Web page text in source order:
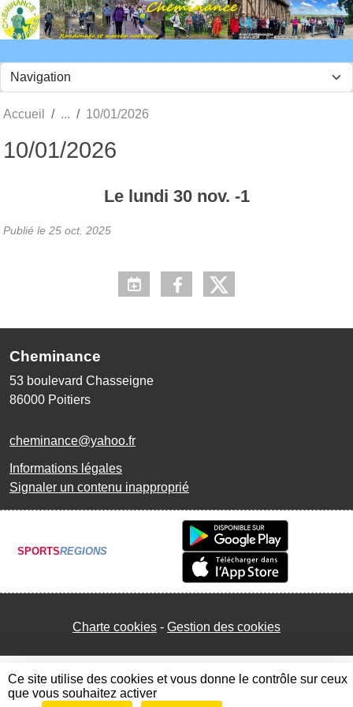
Accueil 10/01/2026
10/01/2026
Le lundi 30 nov. -1
Publié le 25 oct. 2025
Cheminance
53 boulevard Chasseigne
86000 Poitiers
cheminance@yahoo.fr
Informations légales
Signaler un contenu inapproprié
SPORTSREGIONS
Charte cookies Gestion des cookies
Panneau de gestion des cookies
Ce site utilise des cookies et vous donne le contrôle sur ceux
que vous souhaitez activer